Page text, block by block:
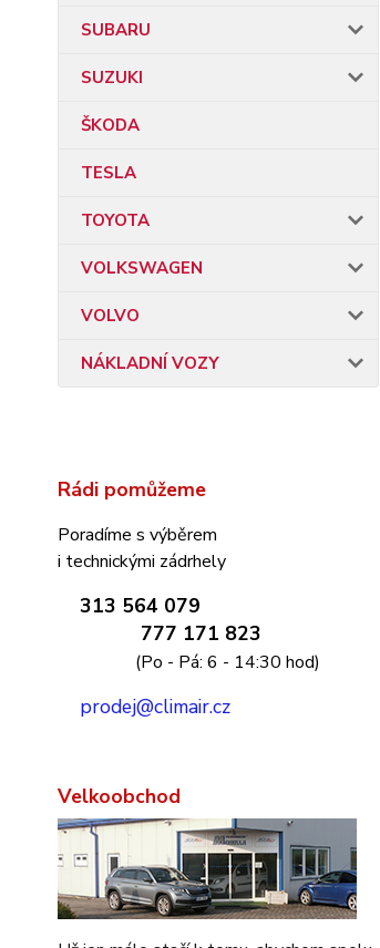
SUBARU
SUZUKI
ŠKODA
TESLA
TOYOTA
VOLKSWAGEN
VOLVO
NÁKLADNÍ VOZY
Rádi pomůžeme
Poradíme s výběrem
i technickými zádrhely
313 564 079
777 171 823
(Po - Pá: 6 - 14:30 hod)
prodej@climair.cz
Velkoobchod